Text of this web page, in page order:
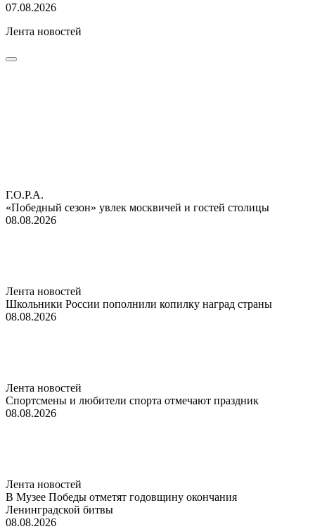
07.08.2026
Лента новостей
Г.О.Р.А.
«Победный сезон» увлек москвичей и гостей столицы
08.08.2026
Лента новостей
Школьники России пополнили копилку наград страны
08.08.2026
Лента новостей
Спортсмены и любители спорта отмечают праздник
08.08.2026
Лента новостей
В Музее Победы отметят годовщину окончания
Ленинградской битвы
08.08.2026